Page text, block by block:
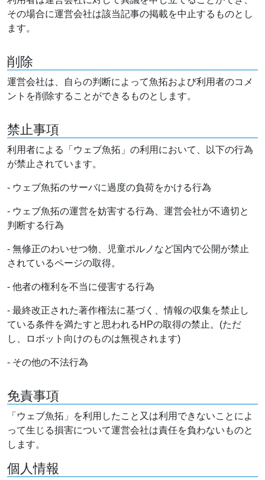
その場合に運営会社は該当記事の掲載を中止するものとし
ます。
削除
運営会社は、自らの判断によって魚拓および利用者のコメ
ントを削除することができるものとします。
禁止事項
利用者による「ウェブ魚拓」の利用において、以下の行為
が禁止されています。
- ウェブ魚拓のサーバに過度の負荷をかける行為
- ウェブ魚拓の運営を妨害する行為、運営会社が不適切と
判断する行為
- 無修正のわいせつ物、児童ポルノなど国内で公開が禁止
されているページの取得。
- 他者の権利を不当に侵害する行為
- 最終改正された著作権法に基づく、情報の収集を禁止し
ている条件を満たすと思われるHPの取得の禁止。(ただ
し、ロボット向けのものは無視されます)
- その他の不法行為
免責事項
「ウェブ魚拓」を利用したこと又は利用できないことによ
って生じる損害について運営会社は責任を負わないものと
します。
個人情報